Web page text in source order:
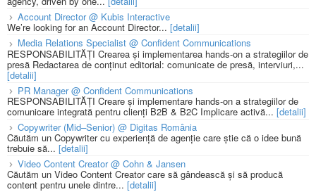
Account Director @ Kubis Interactive
We’re looking for an Account Director... [detalii]
Media Relations Specialist @ Confident Communications
RESPONSABILITĂȚI Crearea și implementarea hands-on a strategiilor de
presă Redactarea de conținut editorial: comunicate de presă, interviuri,...
[detalii]
PR Manager @ Confident Communications
RESPONSABILITĂȚI Creare și implementare hands-on a strategiilor de
comunicare integrată pentru clienți B2B & B2C Implicare activă... [detalii]
Copywriter (Mid–Senior) @ Digitas România
Căutăm un Copywriter cu experiență de agenție care știe că o idee bună
trebuie să... [detalii]
Video Content Creator @ Cohn & Jansen
Căutăm un Video Content Creator care să gândească și să producă
content pentru unele dintre... [detalii]